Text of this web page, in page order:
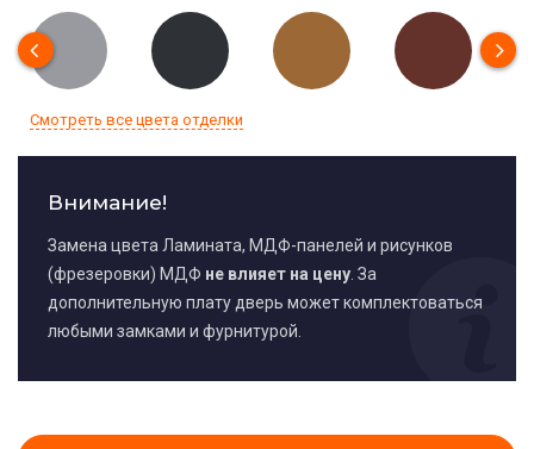
Смотреть все цвета отделки
Внимание!
Замена цвета Ламината, МДФ-панелей и рисунков
(фрезеровки) МДФ не влияет на цену . За
дополнительную плату дверь может комплектоваться
любыми замками и фурнитурой.